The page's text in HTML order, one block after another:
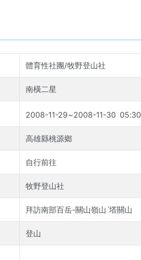
體育性社團/牧野登山社
南橫二星
2008-11-29~2008-11-30 05:30
高雄縣桃源鄉
自行前往
牧野登山社
拜訪南部百岳-關山嶺山ˋ塔關山
登山